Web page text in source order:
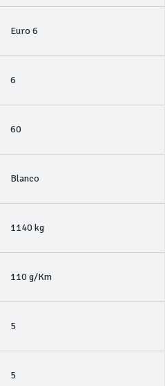
Euro 6
6
60
Blanco
1140 kg
110 g/Km
5
5